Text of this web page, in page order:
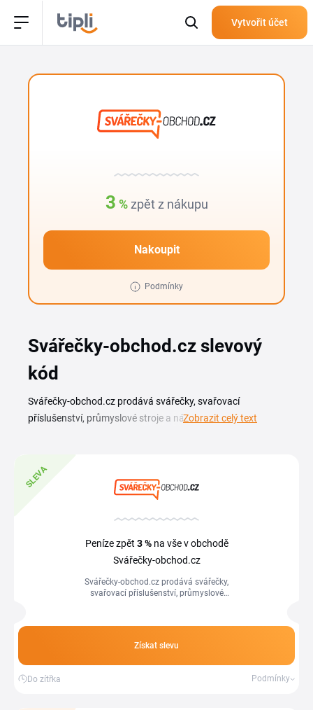
Vytvořit účet
3 % zpět z nákupu
Nakoupit
Podmínky
Svářečky-obchod.cz slevový
kód
Svářečky-obchod.cz prodává svářečky, svařovací
příslušenství, průmyslové stroje a nástroje pro profesionály
plazmové řezačky i ochranné pomůcky za výhodnější cenu.
Aktuální slevové kódy a akce najdeš v přehledu na této
stránce. Než dáš dohromady objednávku svařovací
techniky, projdi si dostupné kupóny, i pár procent dolů se u
žádná akce na svářečky a vybavení do dílny.
Zobrazit celý text
SLEVA
Peníze zpět 3 %na vše v obchodě
Svářečky-obchod.cz
Svářečky-obchod.cz prodává svářečky,
svařovací příslušenství, průmyslové
Získat slevu
Do zítřka Podmínky